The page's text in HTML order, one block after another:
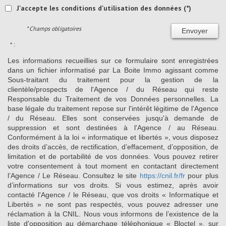
J'accepte les conditions d'utilisation des données (*)
Envoyer
* Champs obligatoires
* :
Les informations recueillies sur ce formulaire sont enregistrées
dans un fichier informatisé par La Boite Immo agissant comme
Sous-traitant du traitement pour la gestion de la
clientèle/prospects de l'Agence / du Réseau qui reste
Responsable du Traitement de vos Données personnelles. La
base légale du traitement repose sur l'intérêt légitime de l'Agence
/ du Réseau. Elles sont conservées jusqu'à demande de
suppression et sont destinées à l'Agence / au Réseau.
Conformément à la loi « informatique et libertés », vous disposez
des droits d’accès, de rectification, d’effacement, d’opposition, de
limitation et de portabilité de vos données. Vous pouvez retirer
votre consentement à tout moment en contactant directement
l’Agence / Le Réseau. Consultez le site https://cnil.fr/frpour plus
d’informations sur vos droits. Si vous estimez, après avoir
contacté l'Agence / le Réseau, que vos droits « Informatique et
Libertés » ne sont pas respectés, vous pouvez adresser une
réclamation à la CNIL. Nous vous informons de l’existence de la
liste d'opposition au démarchage téléphonique « Bloctel », sur